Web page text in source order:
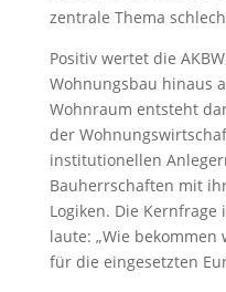
zentrale Thema
Positiv wertet die
Wohnungsbau hinaus
Wohnraum entsteht
der
institutionellen
Bauherrschaften mit
Logiken. Die Kernfrage
laute: „Wie
für die eingesetzten